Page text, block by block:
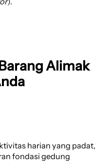
Alimak
harian yang padat,
fondasi gedung